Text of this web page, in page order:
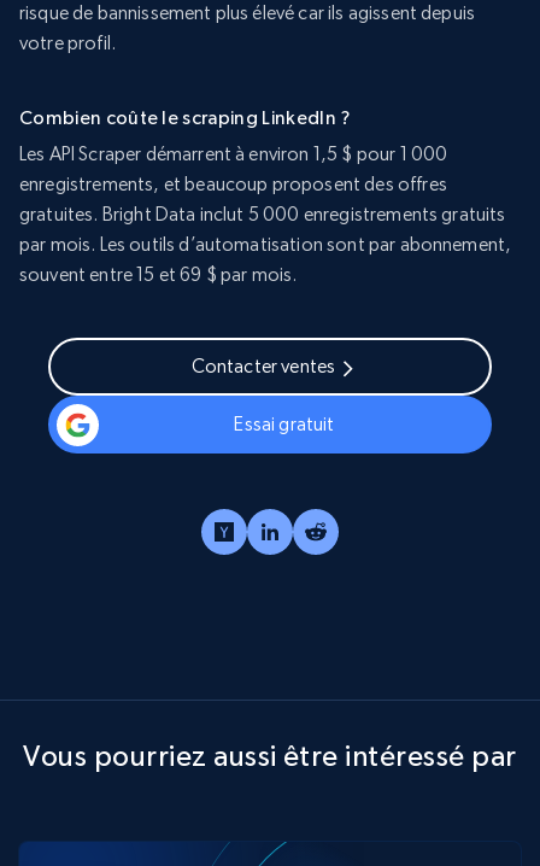
risque de bannissement plus élevé car ils agissent depuis
votre profil.
Combien coûte le scraping LinkedIn ?
Les API Scraper démarrent à environ 1,5 $ pour 1 000
enregistrements, et beaucoup proposent des offres
gratuites. Bright Data inclut 5 000 enregistrements gratuits
par mois. Les outils d’automatisation sont par abonnement,
souvent entre 15 et 69 $ par mois.
Contacter ventes
Essai gratuit
Vous pourriez aussi être intéressé par